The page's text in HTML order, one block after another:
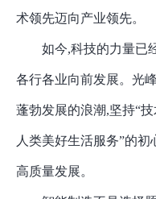
术领先迈向产业领先。
如今,科技的力量已
各行各业向前发展。光
蓬勃发展的浪潮,坚持“
人类美好生活服务”的
高质量发展。